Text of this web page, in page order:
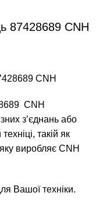
87428689 CNH
CNH
CNH
з’єднань або
такій як
виробляє CNH
Вашої техніки.